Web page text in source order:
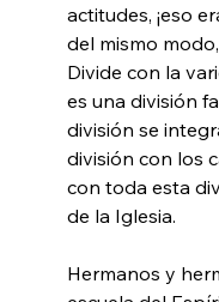
actitudes, ¡eso
del mismo
Divide con la
es una división
división se
división con los
con toda esta
de la Iglesia.
Hermanos y